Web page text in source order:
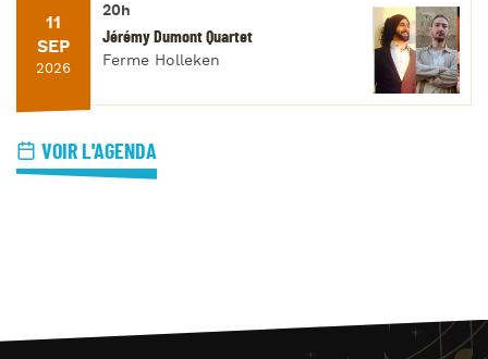
11
SEP
2026
20h
Jérémy Dumont Quartet
Ferme Holleken
VOIR L'AGENDA